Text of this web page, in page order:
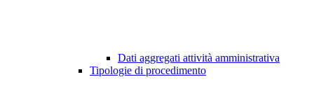
Dati aggregati attività amministrativa
Tipologie di procedimento